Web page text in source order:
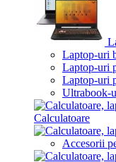
Laptop-uri
Laptop-uri
Laptop-uri
Ultrabook-
Calculatoare
Accesorii